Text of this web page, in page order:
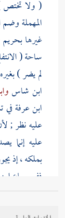
( ولا تختص
المهملة
غيرها
ساحة (
لم يضر )
ابن شاس
ابن عرفةفي
عليه نظر ;
عليه إنما
بملكه ، إذ
ففي سماع
الأفنية التي